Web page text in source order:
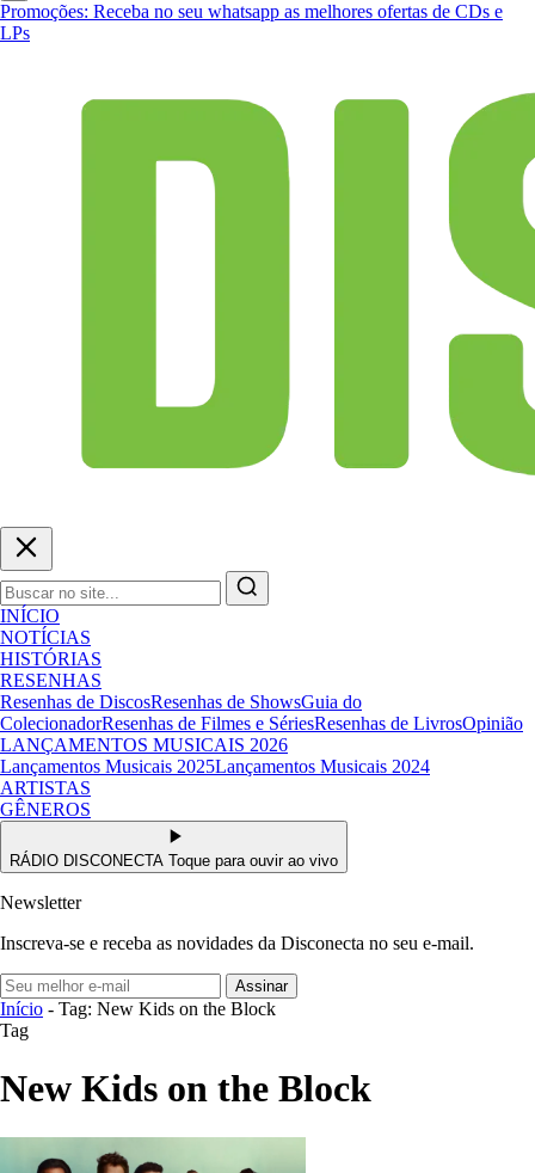
Promoções: Receba no seu whatsapp as melhores ofertas de CDs e
LPs
INÍCIO
NOTÍCIAS
HISTÓRIAS
RESENHAS
Resenhas de DiscosResenhas de ShowsGuia do
ColecionadorResenhas de Filmes e SériesResenhas de LivrosOpinião
LANÇAMENTOS MUSICAIS 2026
Lançamentos Musicais 2025Lançamentos Musicais 2024
ARTISTAS
GÊNEROS
RÁDIO DISCONECTA Toque para ouvir ao vivo
Newsletter
Inscreva-se e receba as novidades da Disconecta no seu e-mail.
Assinar
Início - Tag: New Kids on the Block
Tag
New Kids on the Block